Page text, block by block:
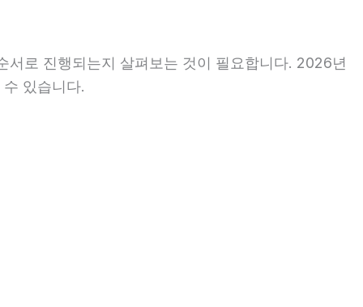
로 진행되는지 살펴보는 것이 필요합니다. 2026년
있습니다.